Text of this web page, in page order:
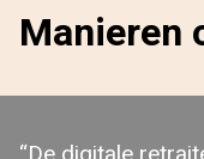
Manieren